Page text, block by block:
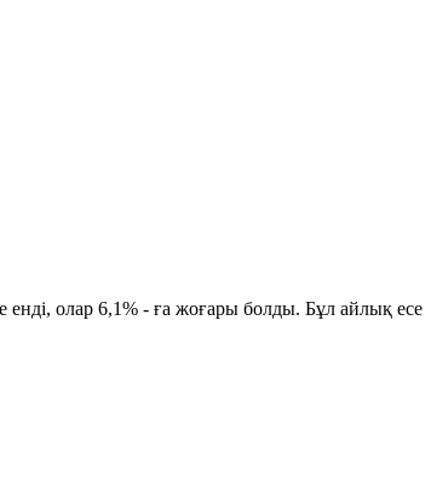
олар 6,1% - ға жоғары болды. Бұл айлық есе